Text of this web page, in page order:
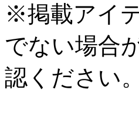
※掲載アイ
でない場合
認ください。